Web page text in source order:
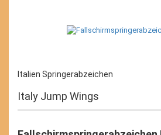
Italien Springerabzeichen
Italy Jump Wings